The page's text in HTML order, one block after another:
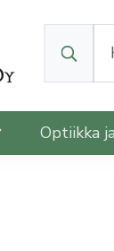
Kun
Optiikka